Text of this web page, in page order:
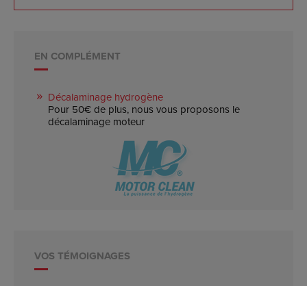
EN COMPLÉMENT
Décalaminage hydrogène
Pour 50€ de plus, nous vous proposons le
décalaminage moteur
VOS TÉMOIGNAGES